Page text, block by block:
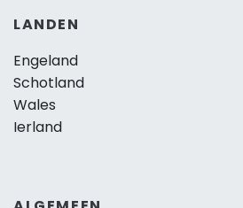
LANDEN
Engeland
Schotland
Wales
Ierland